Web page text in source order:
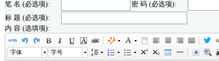
笔 名 (必选项):
密 码 (必选项):
标 题 (必选项):
内 容 (选填项):
字体 字号